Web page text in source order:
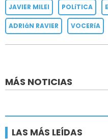
JAVIER MILEI POLíTICA
ADRIáN RAVIER VOCERíA
MÁS NOTICIAS
LAS MÁS LEÍDAS